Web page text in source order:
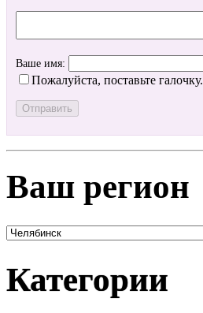
Ваше имя:
Пожалуйста, поставьте галочку.
Ваш регион
Категории